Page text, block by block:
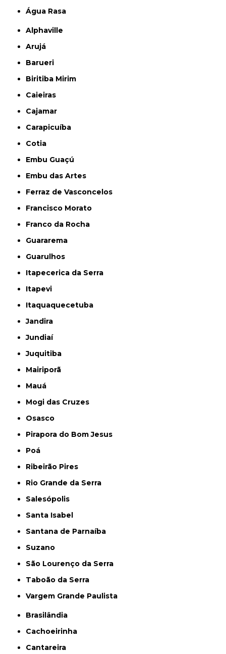
Água Rasa
Alphaville
Arujá
Barueri
Biritiba Mirim
Caieiras
Cajamar
Carapicuíba
Cotia
Embu Guaçú
Embu das Artes
Ferraz de Vasconcelos
Francisco Morato
Franco da Rocha
Guararema
Guarulhos
Itapecerica da Serra
Itapevi
Itaquaquecetuba
Jandira
Jundiaí
Juquitiba
Mairiporã
Mauá
Mogi das Cruzes
Osasco
Pirapora do Bom Jesus
Poá
Ribeirão Pires
Rio Grande da Serra
Salesópolis
Santa Isabel
Santana de Parnaíba
Suzano
São Lourenço da Serra
Taboão da Serra
Vargem Grande Paulista
Brasilândia
Cachoeirinha
Cantareira